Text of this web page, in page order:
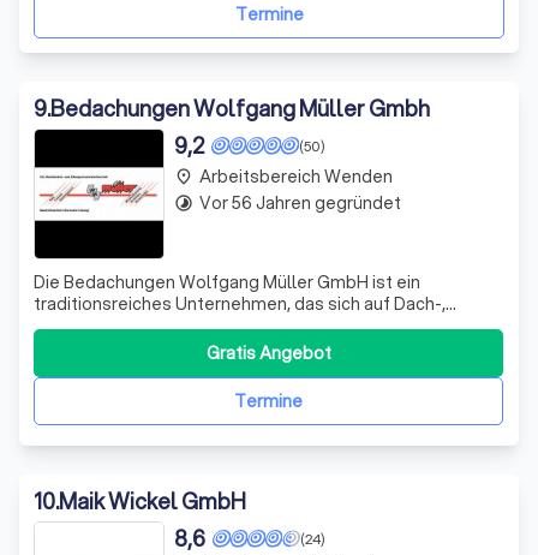
Termine
9.Bedachungen Wolfgang Müller Gmbh
(50)
9,2
Die Bedachungen Wolfgang Müller GmbH ist ein
traditionsreiches Unternehmen, das sich auf Dach-,
Fassaden- und Klempnerarbeiten spezialisiert hat. Mit
über 110 Jahren Erfahrung in der Branche zeichnen wir uns
durch Professionalität, Qualität, Termintreue, Sauberkeit,
Flexibilität und Leistungsfähigke
Termine
Gratis Angebot
place Arbeitsbereich Wenden
timelapse Vor 56 Jahren gegründet
10.Maik Wickel GmbH
(24)
8,6